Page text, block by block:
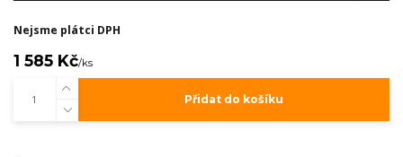
Nejsme plátci DPH
1 585 Kč/ks
Přidat do košíku